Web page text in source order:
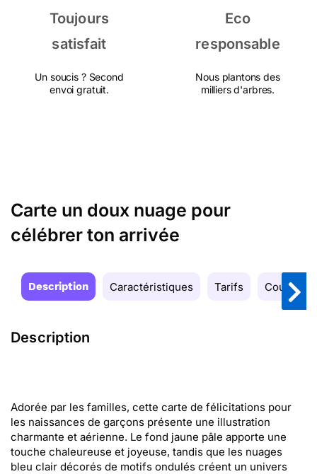
Toujours
satisfait
Un soucis ? Second
envoi gratuit.
Eco
responsable
Nous plantons des
milliers d'arbres.
Carte un doux nuage pour
célébrer ton arrivée
Description Caractéristiques Tarifs Couleurs
Description
Adorée par les familles, cette carte de félicitations pour
les naissances de garçons présente une illustration
charmante et aérienne. Le fond jaune pâle apporte une
touche chaleureuse et joyeuse, tandis que les nuages
bleu clair décorés de motifs ondulés créent un univers